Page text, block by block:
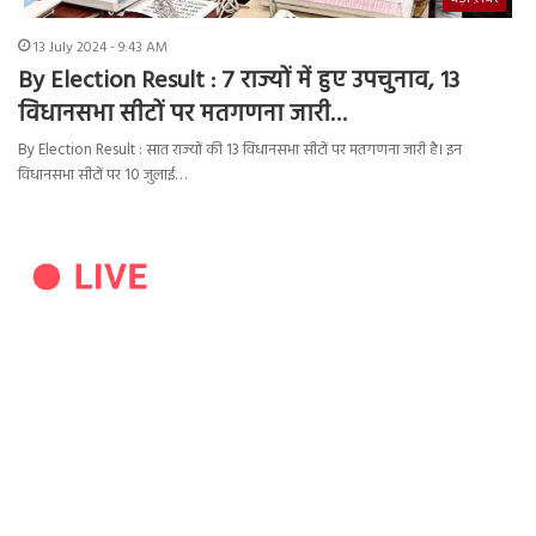
13 July 2024 - 9:43 AM
By Election Result : 7 राज्यों में हुए उपचुनाव, 13
विधानसभा सीटों पर मतगणना जारी…
By Election Result : सात राज्यों की 13 विधानसभा सीटों पर मतगणना जारी है। इन
विधानसभा सीटों पर 10 जुलाई…